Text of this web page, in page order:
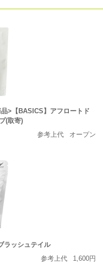
>【BASICS】アフロートド
(取寄)
参考上代
オープン
ラッシュテイル
参考上代
1,600円